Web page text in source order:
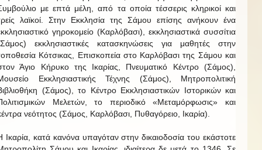
με επτά μέλη, από τα οποία τέσσερις κληρικοί και
λαϊκοί. Στην Εκκλησία της Σάμου επίσης ανήκουν ένα
γηροκομείο (Καρλόβασι), εκκλησιαστικά συσσίτια
εκκλησιαστικές κατασκηνώσεις για μαθητές στην
Κότσικας, Επισκοπεία στο Καρλόβασι της Σάμου και
Άγιο Κήρυκο της Ικαρίας, Πνευματικό Κέντρο (Σάμος),
Εκκλησιαστικής Τέχνης (Σάμος), Μητροπολιτική
(Σάμος), το Κέντρο Εκκλησιαστικών Ιστορικών και
Μελετών, το περιοδικό «Μεταμόρφωσις» και
νεότητος (Σάμος, Καρλόβασι, Πυθαγόρειο, Ικαρία).
Ικαρία, κατά κανόνα υπαγόταν στην δικαιοδοσία του εκάστοτε